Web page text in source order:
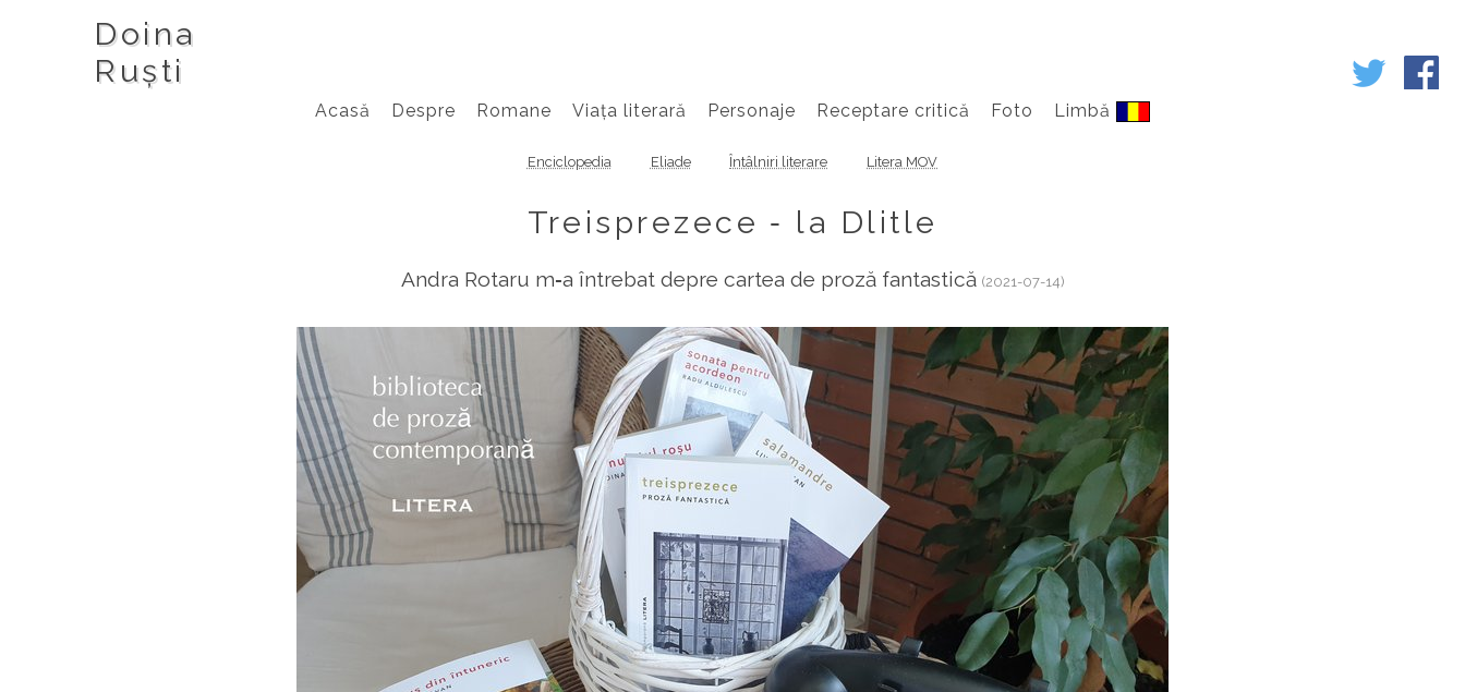
Doina
Ruști
Acasă Despre Romane Viața literară Personaje Receptare critică Foto Limbă
Enciclopedia Eliade Întâlniri literare Litera MOV
Treisprezece ‑ la Dlitle
Andra Rotaru m‑a întrebat depre cartea de proză fantastică (2021-07-14)